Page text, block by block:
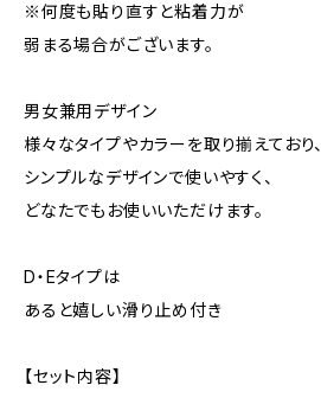
※何度も貼り直すと粘着力が
弱まる場合がございます。
男女兼用デザイン
様々なタイプやカラーを取り揃えており、
シンプルなデザインで使いやすく、
どなたでもお使いいただけます。
D・Eタイプは
あると嬉しい滑り止め付き
【セット内容】